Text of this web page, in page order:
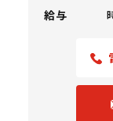
給与